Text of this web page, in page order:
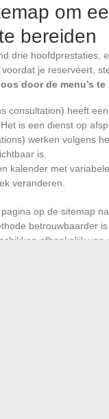
om
bereiden
drie hoofdprestaties,
je reserveert,
door de menu’s te
consultation) heeft
is een dienst op
werken volgens
is.
kalender met
veranderen.
op de sitemap
betrouwbaarder
afhankelijk van